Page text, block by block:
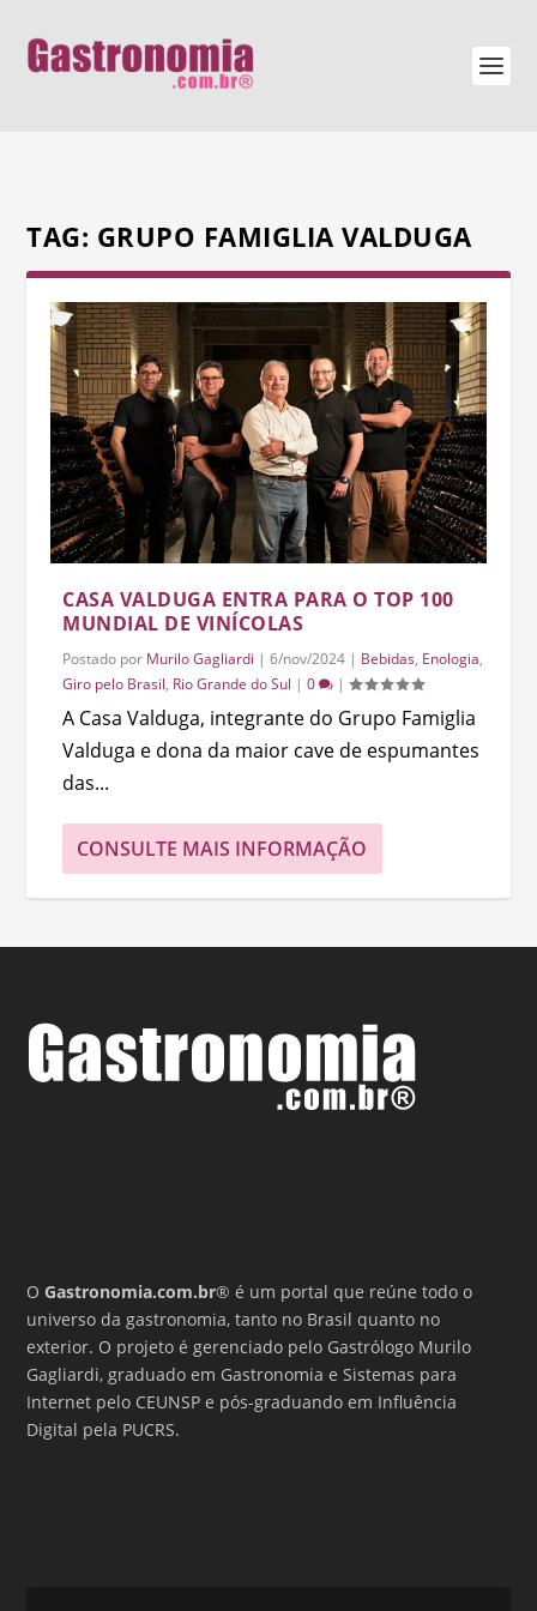
TAG: GRUPO FAMIGLIA VALDUGA
CASA VALDUGA ENTRA PARA O TOP 100
MUNDIAL DE VINÍCOLAS
Postado por Murilo Gagliardi |6/nov/2024 | Bebidas, Enologia,
Giro pelo Brasil, Rio Grande do Sul |0 |
A Casa Valduga, integrante do Grupo Famiglia
Valduga e dona da maior cave de espumantes
das...
CONSULTE MAIS INFORMAÇÃO
OGastronomia.com.br® é um portal que reúne todo o
universo da gastronomia, tanto no Brasil quanto no
exterior. O projeto é gerenciado pelo Gastrólogo Murilo
Gagliardi, graduado em Gastronomia e Sistemas para
Internet pelo CEUNSP e pós-graduando em Influência
Digital pela PUCRS.